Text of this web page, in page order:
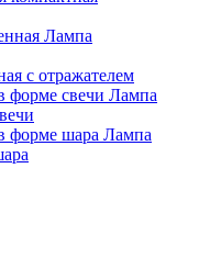
Лампа
с отражателем
Лампа
Лампа